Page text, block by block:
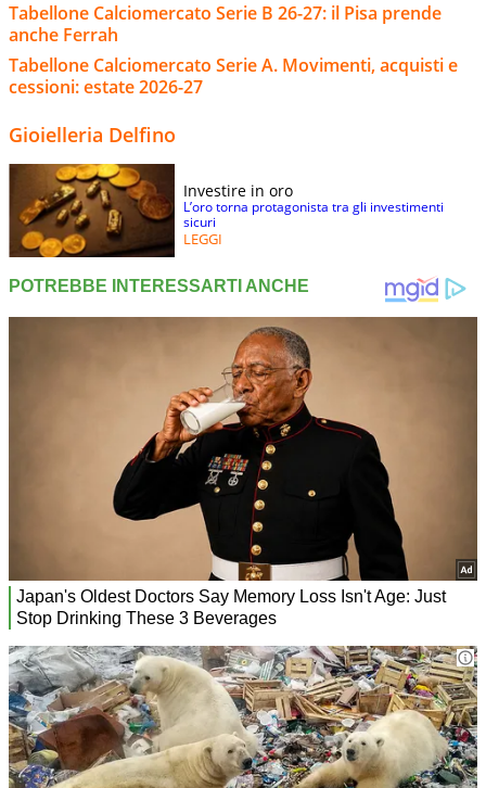
Tabellone Calciomercato Serie B 26-27: il Pisa prende
anche Ferrah
Tabellone Calciomercato Serie A. Movimenti, acquisti e
cessioni: estate 2026-27
Gioielleria Delfino
Investire in oro
L’oro torna protagonista tra gli investimenti
sicuri
LEGGI